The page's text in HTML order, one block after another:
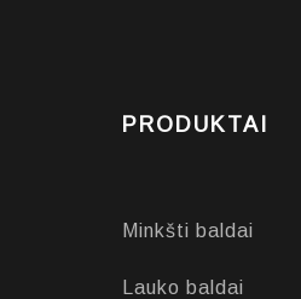
PRODUKTAI
Minkšti baldai
Lauko baldai